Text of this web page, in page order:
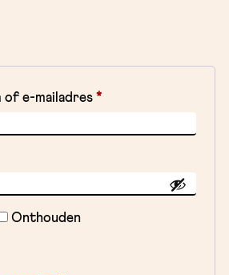
of e-mailadres *Vereist
Onthouden